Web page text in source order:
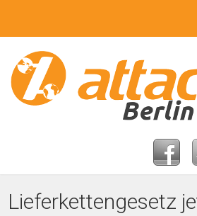
Lieferkettengesetz